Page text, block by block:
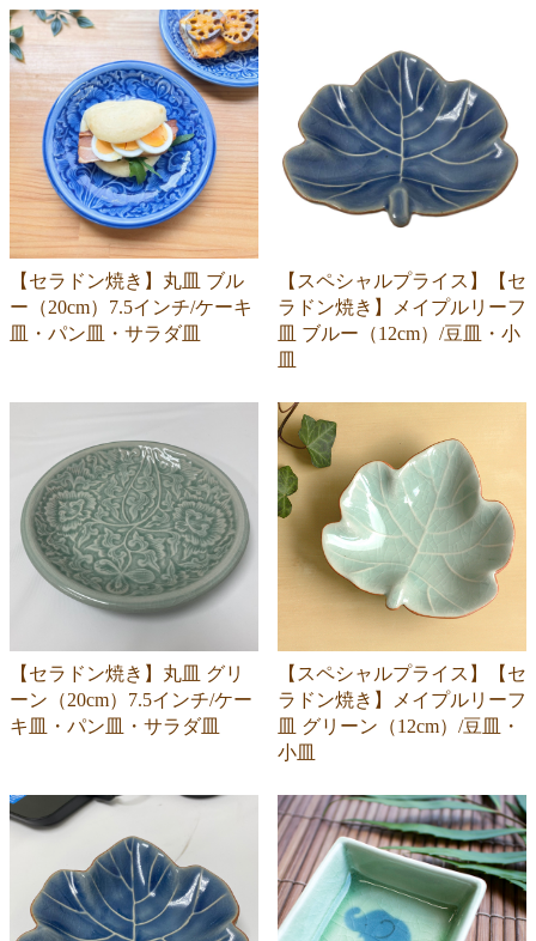
【セラドン焼き】丸皿 ブル
ー（20cm）7.5インチ/ケーキ
皿・パン皿・サラダ皿
【スペシャルプライス】【セ
ラドン焼き】メイプルリーフ
皿 ブルー（12cm）/豆皿・小
皿
【セラドン焼き】丸皿 グリ
ーン（20cm）7.5インチ/ケー
キ皿・パン皿・サラダ皿
【スペシャルプライス】【セ
ラドン焼き】メイプルリーフ
皿 グリーン（12cm）/豆皿・
小皿